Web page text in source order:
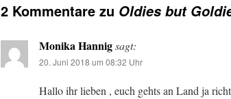
2 Kommentare zu Oldies but
Monika Hannigsagt:
20. Juni 2018 um 08:32 Uhr
Hallo ihr lieben , euch gehts an Land ja